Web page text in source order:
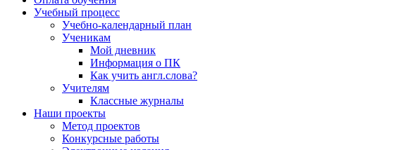
Учебный процесс
Учебно-календарный план
Ученикам
Мой дневник
Информация о ПК
Как учить англ.слова?
Учителям
Классные журналы
Наши проекты
Метод проектов
Конкурсные работы